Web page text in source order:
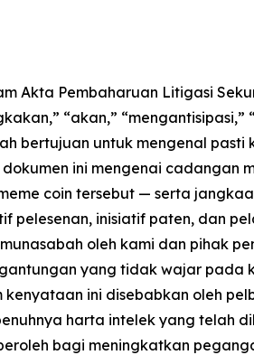
Akta Pembaharuan Litigasi
“akan,” “mengantisipasi,”
bertujuan untuk mengenal pasti
ini mengenai cadangan
coin tersebut — serta
pelesenan, inisiatif paten, dan
oleh kami dan pihak
yang tidak wajar pada
ini disebabkan oleh
harta intelek yang telah
bagi meningkatkan